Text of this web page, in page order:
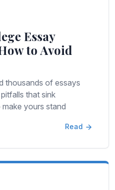
Essay
to Avoid
thousands of essays
that sink
yours stand
Read